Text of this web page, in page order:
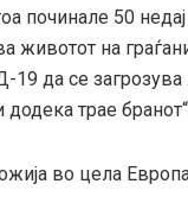
починале 50
животот на
да се загрозува
трае
во цела